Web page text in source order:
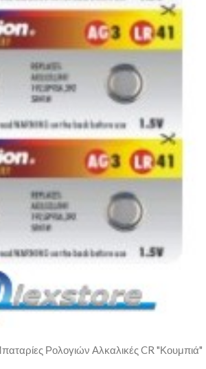
Ρολογιών Αλκαλικές CR "Κουμπιά"